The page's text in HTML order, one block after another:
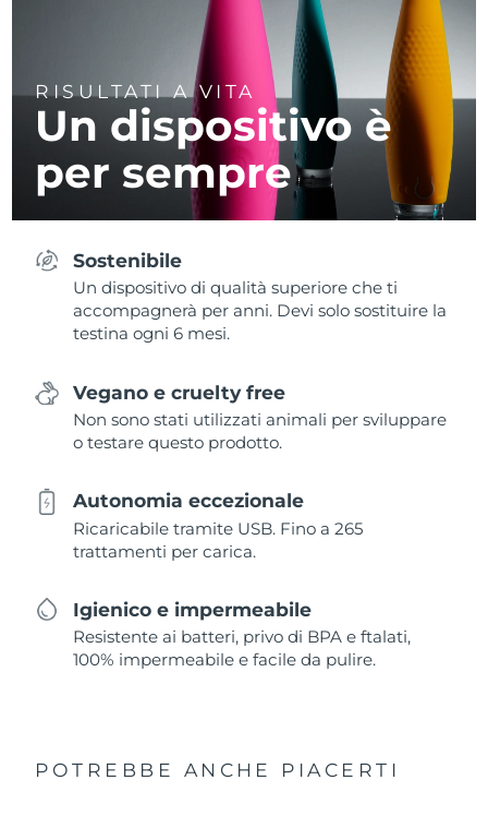
RISULTATI A VITA
Un dispositivo è
per sempre
Sostenibile
Un dispositivo di qualità superiore che ti
accompagnerà per anni. Devi solo sostituire la
testina ogni 6 mesi.
Vegano e cruelty free
Non sono stati utilizzati animali per sviluppare
o testare questo prodotto.
Autonomia eccezionale
Ricaricabile tramite USB. Fino a 265
trattamenti per carica.
Igienico e impermeabile
Resistente ai batteri, privo di BPA e ftalati,
100% impermeabile e facile da pulire.
POTREBBE ANCHE PIACERTI